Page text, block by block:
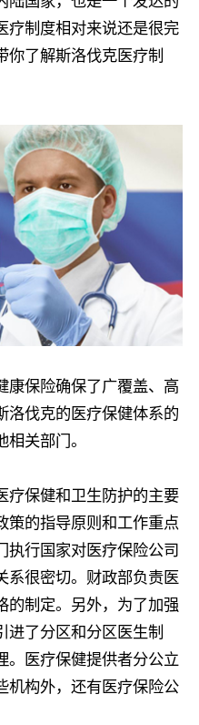
疗制度相对来说还是很完
你了解斯洛伐克医疗制
保险确保了广覆盖、高
洛伐克的医疗保健体系的
关部门。
保健和卫生防护的主要
策的指导原则和工作重点
执行国家对医疗保险公司
系很密切。财政部负责医
的制定。另外，为了加强
进了分区和分区医生制
。医疗保健提供者分公立
机构外，还有医疗保险公